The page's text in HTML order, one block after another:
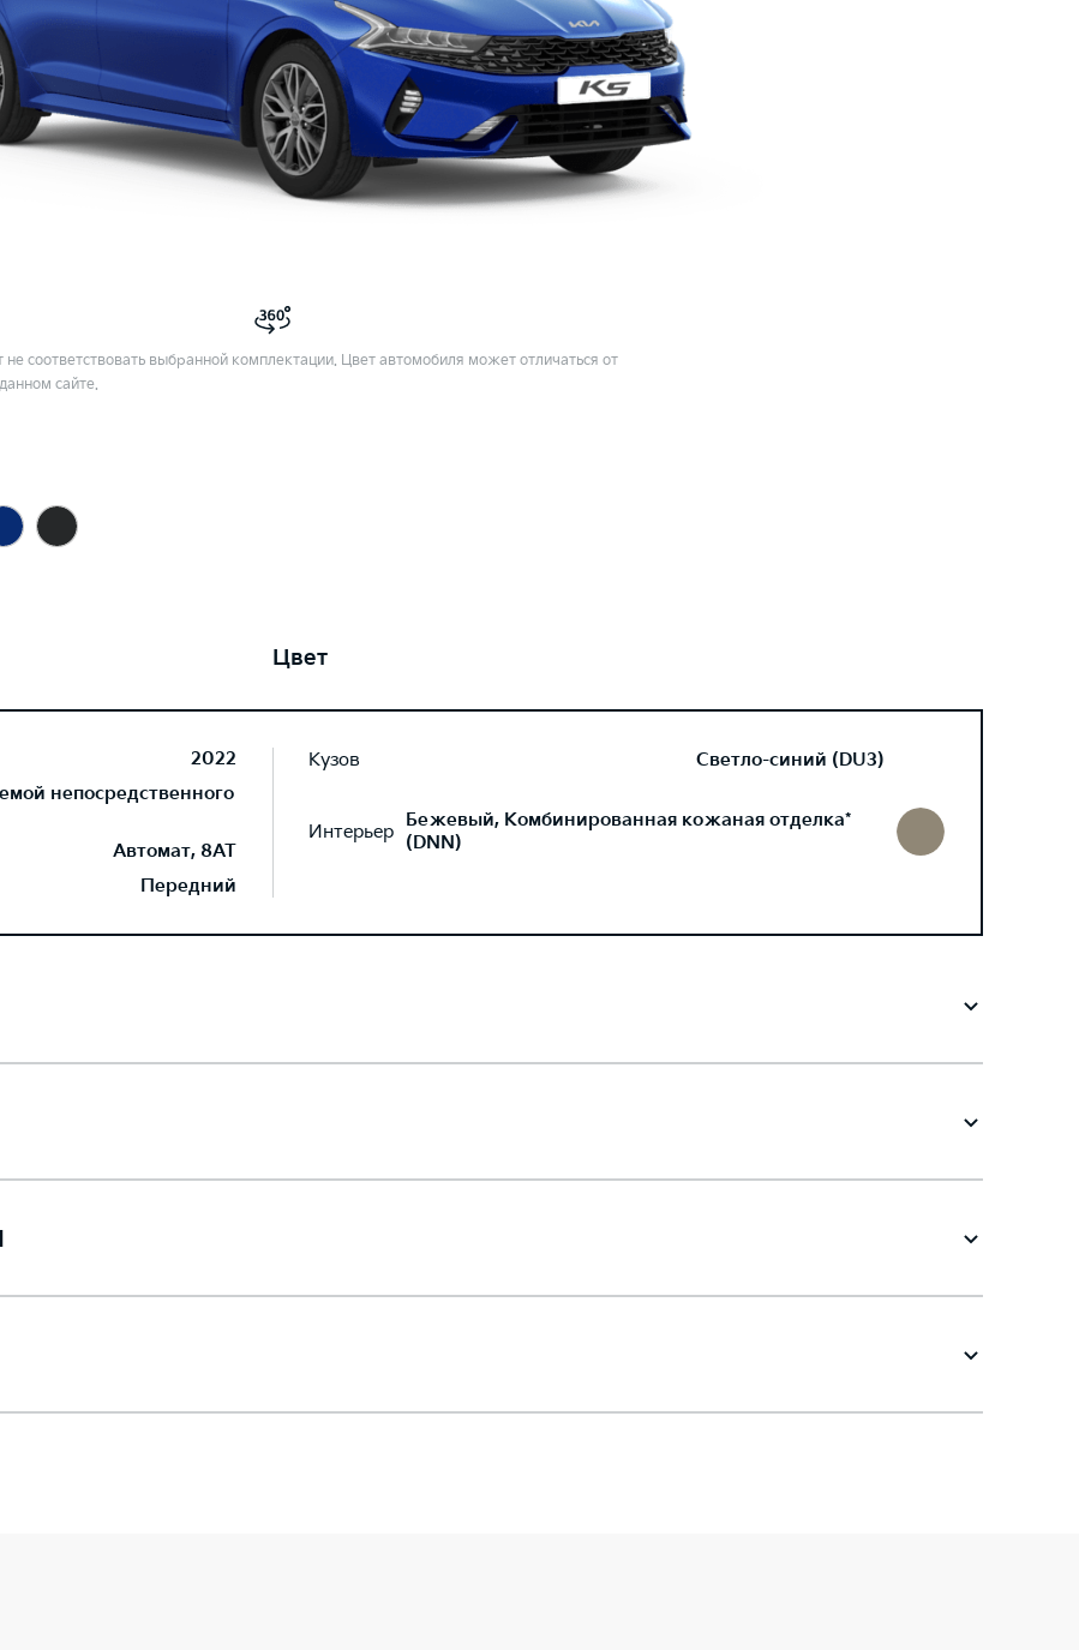
соответствовать выбранной комплектации. Цвет автомобиля может отличаться от
сайте.
2022
непосредственного
Автомат, 8AT
Передний
Цвет
Кузов Светло-синий (DU3)
Интерьер Бежевый, Комбинированная кожаная отделка*
(DNN)